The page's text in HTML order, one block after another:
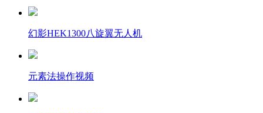
幻影HEK1300八旋翼无人机
元素法操作视频